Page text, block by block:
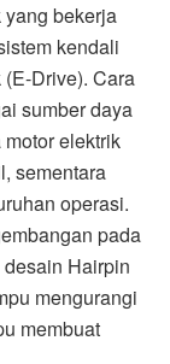
pada
Hairpin
mengurangi
membuat
berkendara
dalam
lebih
lingkungan
perhelatan